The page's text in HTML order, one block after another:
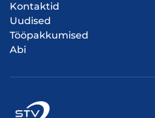
Kontaktid
Uudised
Tööpakkumised
Abi